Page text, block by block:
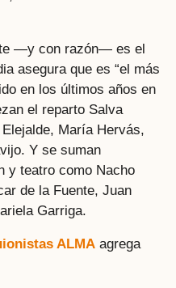
—y con razón— es el
asegura que es “el más
en los últimos años en
el reparto Salva
María Hervás,
Y se suman
y teatro como Nacho
de la Fuente, Juan
Garriga.
ALMA agrega